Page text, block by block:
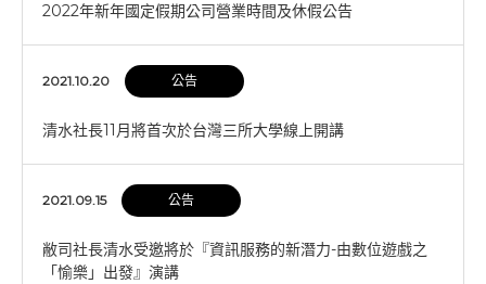
2022年新年國定假期公司營業時間及休假公告
2021.10.20 公告
清水社長11月將首次於台灣三所大學線上開講
2021.09.15 公告
敝司社長清水受邀將於『資訊服務的新潛力-由數位遊戲之
「愉樂」出發』演講